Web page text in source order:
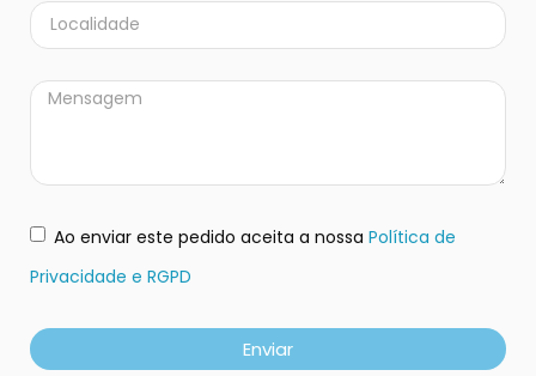
Ao enviar este pedido aceita a nossa Política de
Privacidade e RGPD
Enviar